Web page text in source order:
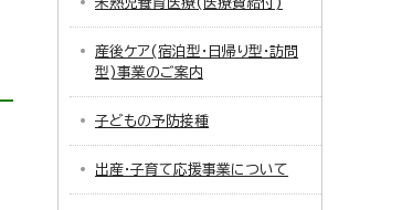
産後ケア(宿泊型・日帰り型・訪問
型)事業のご案内
子どもの予防接種
出産・子育て応援事業について